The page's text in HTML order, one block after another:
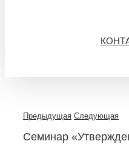
Предыдущая Следующая
Семинар